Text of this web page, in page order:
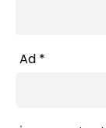
Ad *